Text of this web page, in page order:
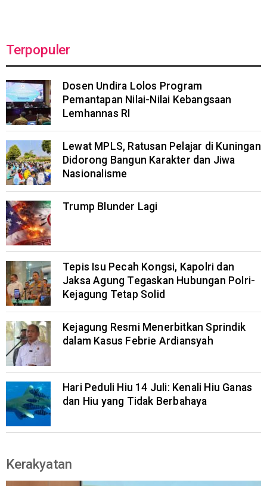
Terpopuler
Dosen Undira Lolos Program
Pemantapan Nilai-Nilai Kebangsaan
Lemhannas RI
Lewat MPLS, Ratusan Pelajar di Kuningan
Didorong Bangun Karakter dan Jiwa
Nasionalisme
Trump Blunder Lagi
Tepis Isu Pecah Kongsi, Kapolri dan
Jaksa Agung Tegaskan Hubungan Polri-
Kejagung Tetap Solid
Kejagung Resmi Menerbitkan Sprindik
dalam Kasus Febrie Ardiansyah
Hari Peduli Hiu 14 Juli: Kenali Hiu Ganas
dan Hiu yang Tidak Berbahaya
Kerakyatan